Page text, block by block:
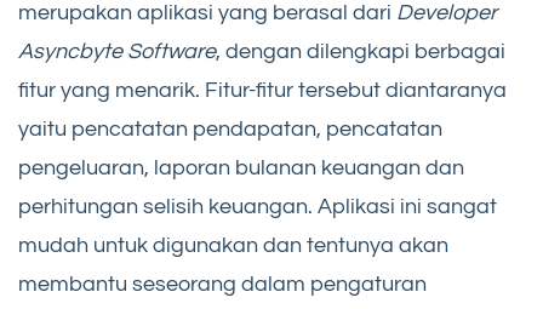
merupakan aplikasi yang berasal dari Developer
Asyncbyte Software, dengan dilengkapi berbagai
fitur yang menarik. Fitur-fitur tersebut diantaranya
yaitu pencatatan pendapatan, pencatatan
pengeluaran, laporan bulanan keuangan dan
perhitungan selisih keuangan. Aplikasi ini sangat
mudah untuk digunakan dan tentunya akan
membantu seseorang dalam pengaturan